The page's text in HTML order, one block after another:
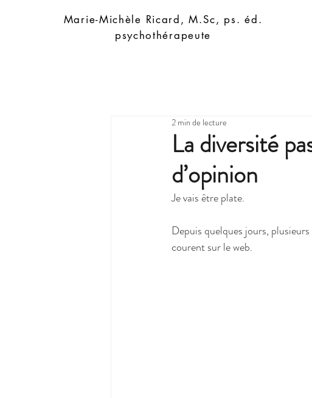
Marie-Michèle Ricard, M.Sc, ps. éd.
psychothérapeute
La diversité
d’opinion
2 min de lecture
Je vais être plate.
Depuis quelques jours,
courent sur le web.